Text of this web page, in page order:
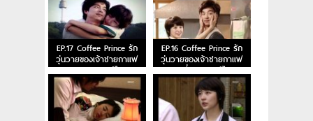
EP.17 Coffee Prince รัก
วุ่นวายของเจ้าชายกาแฟ
ตอนจบ พากย์ไทย
EP.16 Coffee Prince รัก
วุ่นวายของเจ้าชายกาแฟ
ตอนที่ 16 พากย์ไทย